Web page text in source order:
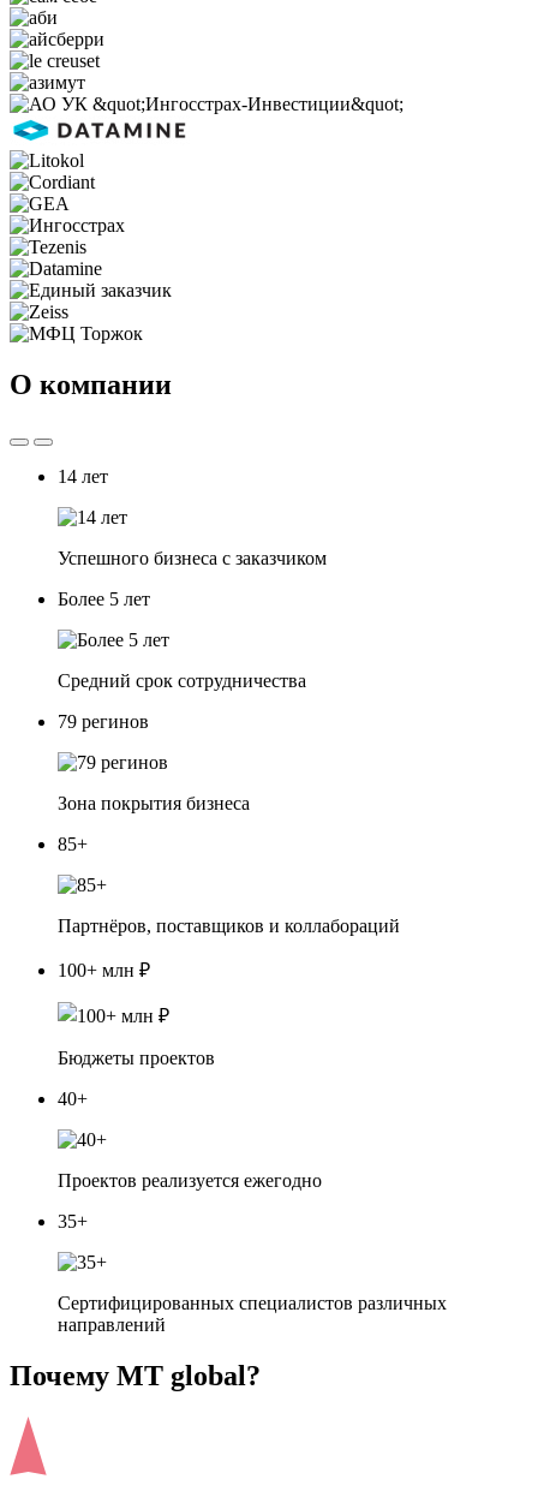
О компании
14 лет
Успешного бизнеса с заказчиком
Более 5 лет
Средний срок сотрудничества
79 регинов
Зона покрытия бизнеса
85+
Партнёров, поставщиков и коллабораций
100+ млн ₽
Бюджеты проектов
40+
Проектов реализуется ежегодно
35+
Сертифицированных специалистов различных
направлений
Почему MT global?